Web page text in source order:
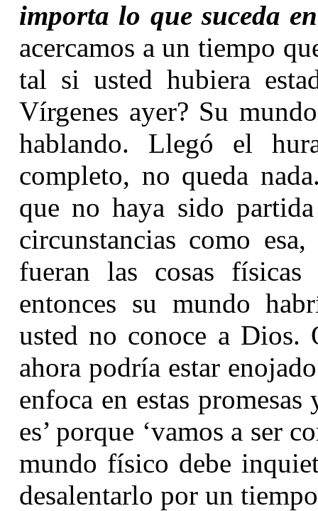
importa lo que suceda
acercamos a un tiempo
tal si usted hubiera
Vírgenes ayer? Su
hablando. Llegó el
completo, no queda
que no haya sido
circunstancias como
fueran las cosas
entonces su mundo
usted no conoce a Dios.
ahora podría estar
enfoca en estas
es’ porque ‘vamos a ser
mundo físico debe
desalentarlo por un